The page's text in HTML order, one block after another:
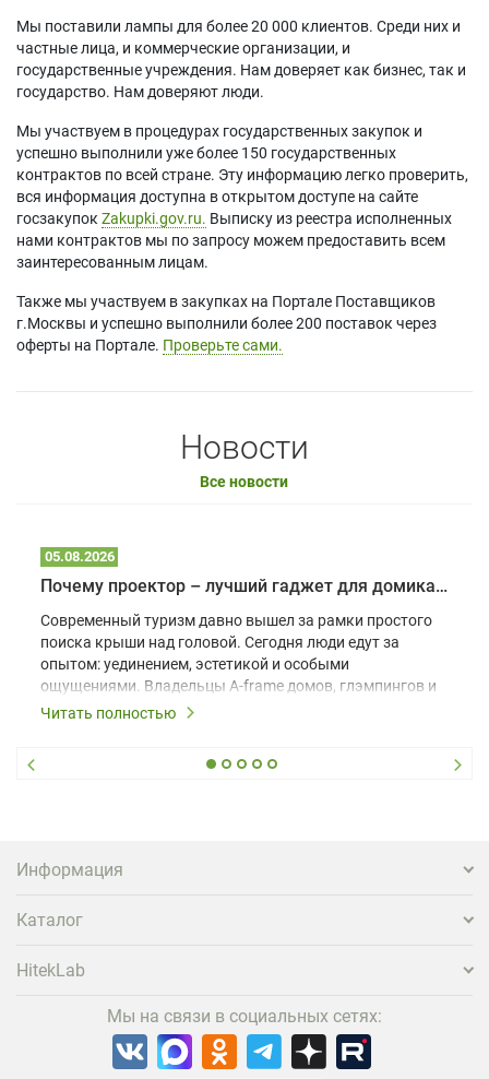
Мы поставили лампы для более 20 000 клиентов. Среди них и
частные лица, и коммерческие организации, и
государственные учреждения. Нам доверяет как бизнес, так и
государство. Нам доверяют люди.
Мы участвуем в процедурах государственных закупок и
успешно выполнили уже более 150 государственных
контрактов по всей стране. Эту информацию легко проверить,
вся информация доступна в открытом доступе на сайте
госзакупок Zakupki.gov.ru. Выписку из реестра исполненных
нами контрактов мы по запросу можем предоставить всем
заинтересованным лицам.
Также мы участвуем в закупках на Портале Поставщиков
г.Москвы и успешно выполнили более 200 поставок через
оферты на Портале. Проверьте сами.
Новости
Все новости
05.08.2026
Почему проектор – лучший гаджет для домика в глэмпинге
Современный туризм давно вышел за рамки простого
поиска крыши над головой. Сегодня люди едут за
опытом: уединением, эстетикой и особыми
ощущениями. Владельцы A-frame домов, глэмпингов и
шале понимают, что конкуренция растет, и
вернуться и поделиться впечатлениями в соцсетях,
проектора.
Читать полностью
Информация
Каталог
HitekLab
Мы на связи в социальных сетях: